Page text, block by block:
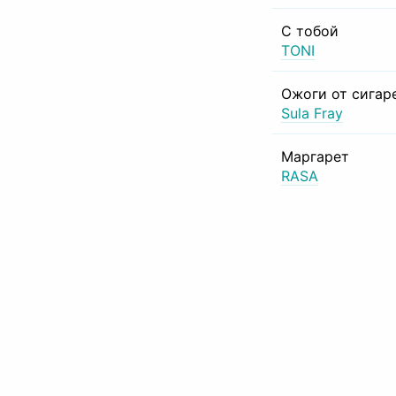
С тобой
TONI
Ожоги от
Sula Fray
Маргарет
RASA